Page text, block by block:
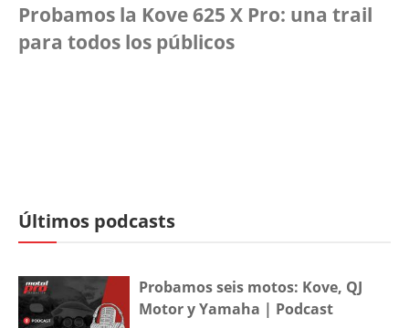
Probamos la Kove 625 X Pro: una trail
para todos los públicos
Últimos podcasts
Probamos seis motos: Kove, QJ
Motor y Yamaha | Podcast